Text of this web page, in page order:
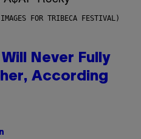
FOR TRIBECA FESTIVAL)
Never Fully
According